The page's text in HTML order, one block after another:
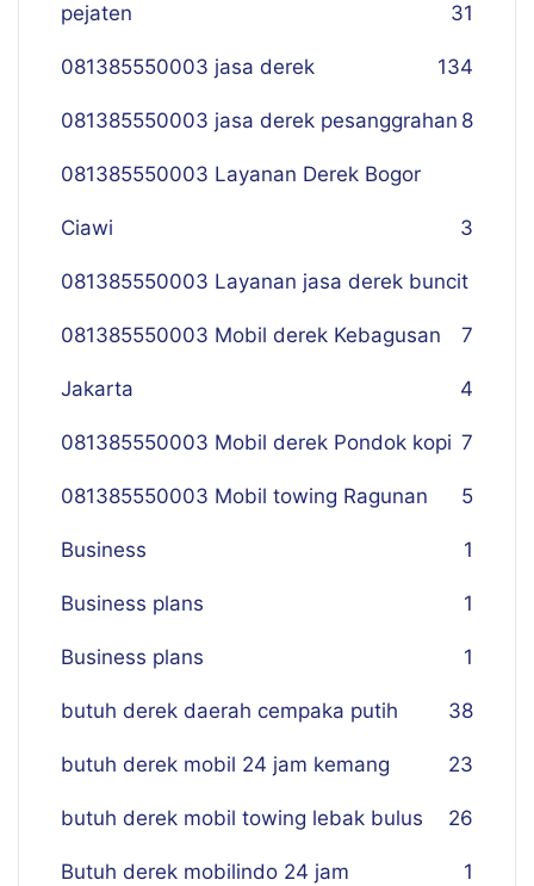
pejaten 31
081385550003 jasa derek 134
081385550003 jasa derek pesanggrahan 8
081385550003 Layanan Derek Bogor
Ciawi 3
081385550003 Layanan jasa derek buncit
7
081385550003 Mobil derek Kebagusan
Jakarta 4
081385550003 Mobil derek Pondok kopi 7
081385550003 Mobil towing Ragunan 5
Business 1
Business plans 1
Business plans 1
butuh derek daerah cempaka putih 38
butuh derek mobil 24 jam kemang 23
butuh derek mobil towing lebak bulus 26
Butuh derek mobilindo 24 jam 1